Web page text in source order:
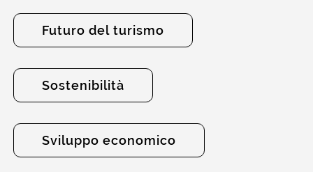
Futuro del turismo
Sostenibilità
Sviluppo economico